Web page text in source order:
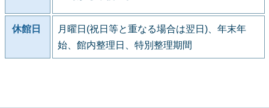
休館日
月曜日(祝日等と重なる場合は翌日)、年末年
始、館内整理日、特別整理期間